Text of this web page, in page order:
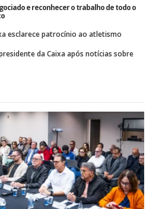
e reconhecer o trabalho de todo o
esclarece patrocínio ao atletismo
da Caixa após notícias sobre